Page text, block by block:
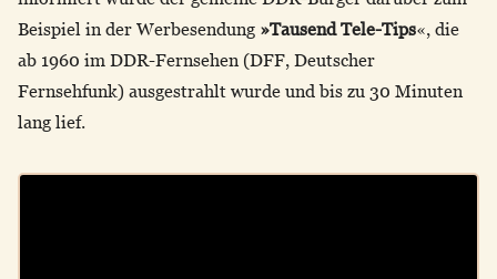
Beispiel in der Werbesendung »Tausend Tele-Tips«, die
ab 1960 im DDR-Fernsehen (DFF, Deutscher
Fernsehfunk) ausgestrahlt wurde und bis zu 30 Minuten
lang lief.